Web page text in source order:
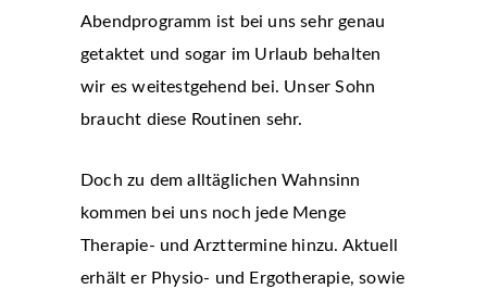
Abendprogramm ist bei uns sehr genau
getaktet und sogar im Urlaub behalten
wir es weitestgehend bei. Unser Sohn
braucht diese Routinen sehr.
Doch zu dem alltäglichen Wahnsinn
kommen bei uns noch jede Menge
Therapie- und Arzttermine hinzu. Aktuell
erhält er Physio- und Ergotherapie, sowie